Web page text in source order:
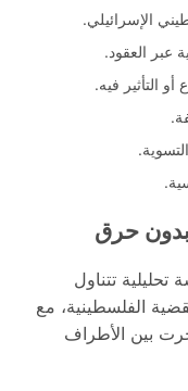
الإسرائيلي.
عبر العقود.
التأثير فيه.
حرق
تتناول
الفلسطينية، مع
بين الأطراف